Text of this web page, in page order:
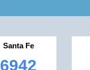
Santa Fe
6942